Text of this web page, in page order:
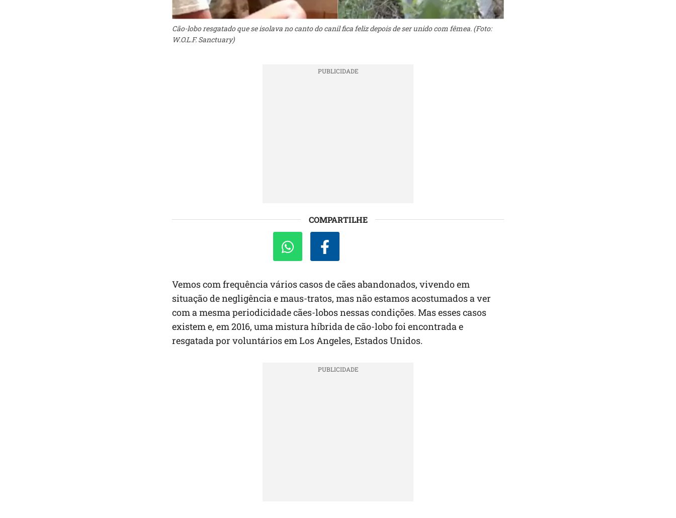
Cão-lobo resgatado que se isolava no canto do canil fica feliz depois de ser unido com fêmea. (Foto:
W.O.L.F. Sanctuary)
COMPARTILHE
Vemos com frequência vários casos de cães abandonados, vivendo em
situação de negligência e maus-tratos, mas não estamos acostumados a ver
com a mesma periodicidade cães-lobos nessas condições. Mas esses casos
existem e, em 2016, uma mistura híbrida de cão-lobo foi encontrada e
resgatada por voluntários em Los Angeles, Estados Unidos.